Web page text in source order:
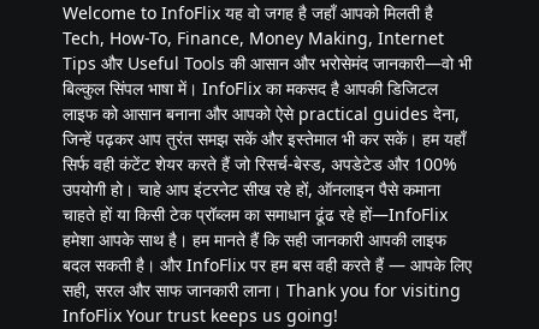
Welcome to InfoFlix यह वो जगह है जहाँ आपको मिलती है
Tech, How-To, Finance, Money Making, Internet
Tips और Useful Tools की आसान और भरोसेमंद जानकारी—वो भी
बिल्कुल सिंपल भाषा में। InfoFlix का मकसद है आपकी डिजिटल
लाइफ को आसान बनाना और आपको ऐसे practical guides देना,
जिन्हें पढ़कर आप तुरंत समझ सकें और इस्तेमाल भी कर सकें। हम यहाँ
सिर्फ वही कंटेंट शेयर करते हैं जो रिसर्च-बेस्ड, अपडेटेड और 100%
उपयोगी हो। चाहे आप इंटरनेट सीख रहे हों, ऑनलाइन पैसे कमाना
चाहते हों या किसी टेक प्रॉब्लम का समाधान ढूंढ रहे हों—InfoFlix
हमेशा आपके साथ है। हम मानते हैं कि सही जानकारी आपकी लाइफ
बदल सकती है। और InfoFlix पर हम बस वही करते हैं — आपके लिए
सही, सरल और साफ जानकारी लाना। Thank you for visiting
InfoFlix Your trust keeps us going!